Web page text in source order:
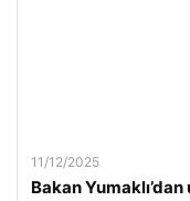
11/12/2025
Bakan